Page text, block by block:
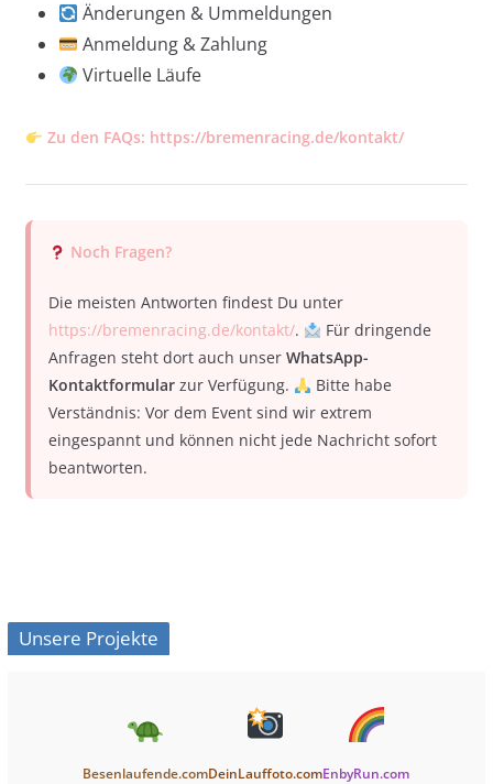
Änderungen & Ummeldungen
Anmeldung & Zahlung
Virtuelle Läufe
Zu den FAQs: https://bremenracing.de/kontakt/
Noch Fragen?
Die meisten Antworten findest Du unter
https://bremenracing.de/kontakt/.
Für dringende
Anfragen steht dort auch unser WhatsApp-
Kontaktformularzur Verfügung.
Bitte habe
Verständnis: Vor dem Event sind wir extrem
eingespannt und können nicht jede Nachricht sofort
beantworten.
Unsere Projekte
Besenlaufende.comDeinLauffoto.comEnbyRun.com